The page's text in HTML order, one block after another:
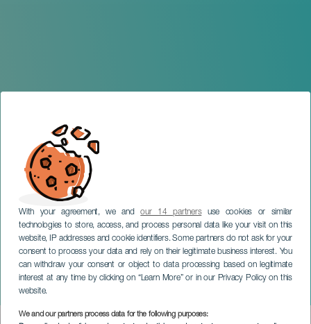
With your agreement, we andour 14 partnersuse cookies or similar
technologies to store, access, and process personal data like your visit on this
website, IP addresses and cookie identifiers. Some partners do not ask for your
consent to process your data and rely on their legitimate business interest. You
can withdraw your consent or object to data processing based on legitimate
interest at any time by clicking on “Learn More” or in our Privacy Policy on this
website.
We and our partners process data for the following purposes:
Concierto de cuartetos de
fagotes
LANZAROTE